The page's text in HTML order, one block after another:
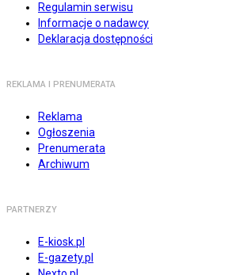
Regulamin serwisu
Informacje o nadawcy
Deklaracja dostępności
REKLAMA I PRENUMERATA
Reklama
Ogłoszenia
Prenumerata
Archiwum
PARTNERZY
E-kiosk.pl
E-gazety.pl